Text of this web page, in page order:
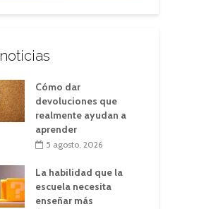
Cómo dar
devoluciones que
realmente ayudan a
aprender
5 agosto, 2026
La habilidad que la
escuela necesita
enseñar más